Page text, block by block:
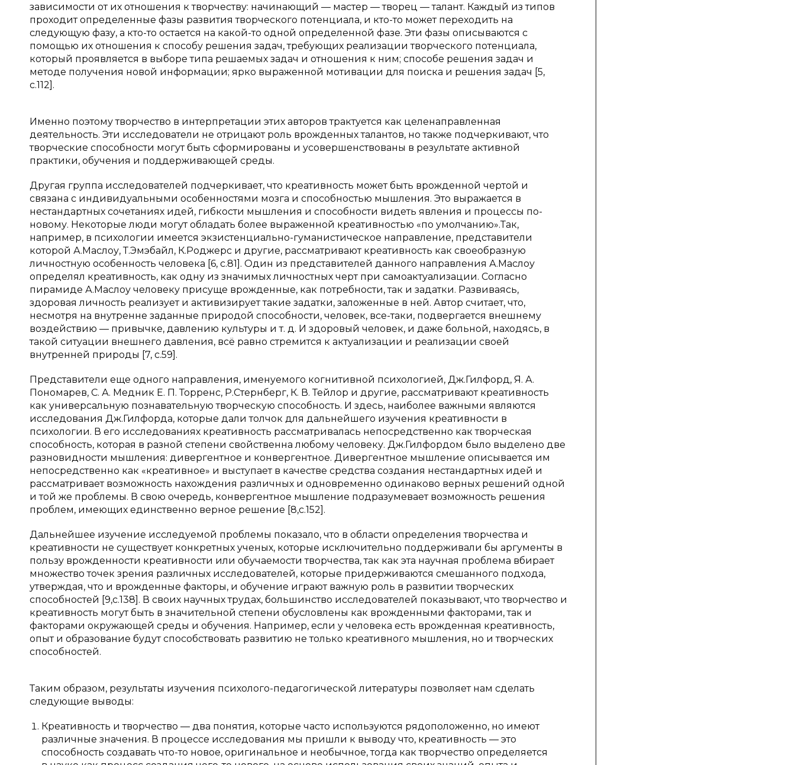
зависимости от их отношения к творчеству: начинающий — мастер — творец — талант. Каждый из типов
проходит определенные фазы развития творческого потенциала, и кто-то может переходить на
следующую фазу, а кто-то остается на какой-то одной определенной фазе. Эти фазы описываются с
помощью их отношения к способу решения задач, требующих реализации творческого потенциала,
который проявляется в выборе типа решаемых задач и отношения к ним; способе решения задач и
методе получения новой информации; ярко выраженной мотивации для поиска и решения задач [5,
с.112].
Именно поэтому творчество в интерпретации этих авторов трактуется как целенаправленная
деятельность. Эти исследователи не отрицают роль врожденных талантов, но также подчеркивают, что
творческие способности могут быть сформированы и усовершенствованы в результате активной
практики, обучения и поддерживающей среды.
Другая группа исследователей подчеркивает, что креативность может быть врожденной чертой и
связана с индивидуальными особенностями мозга и способностью мышления. Это выражается в
нестандартных сочетаниях идей, гибкости мышления и способности видеть явления и процессы по-
новому. Некоторые люди могут обладать более выраженной креативностью «по умолчанию».Так,
например, в психологии имеется экзистенциально-гуманистическое направление, представители
которой А.Маслоу, Т.Эмэбайл, К.Роджерс и другие, рассматривают креативность как своеобразную
личностную особенность человека [6, с.81]. Один из представителей данного направления А.Маслоу
определял креативность, как одну из значимых личностных черт при самоактуализации. Согласно
пирамиде А.Маслоу человеку присуще врожденные, как потребности, так и задатки. Развиваясь,
здоровая личность реализует и активизирует такие задатки, заложенные в ней. Автор считает, что,
несмотря на внутренне заданные природой способности, человек, все-таки, подвергается внешнему
воздействию — привычке, давлению культуры и т. д. И здоровый человек, и даже больной, находясь, в
такой ситуации внешнего давления, всё равно стремится к актуализации и реализации своей
внутренней природы [7, с.59].
Представители еще одного направления, именуемого когнитивной психологией, Дж.Гилфорд, Я. А.
Пономарев, С. А. Медник Е. П. Торренс, Р.Стернберг, К. В. Тейлор и другие, рассматривают креативность
как универсальную познавательную творческую способность. И здесь, наиболее важными являются
исследования Дж.Гилфорда, которые дали толчок для дальнейшего изучения креативности в
психологии. В его исследованиях креативность рассматривалась непосредственно как творческая
способность, которая в разной степени свойственна любому человеку. Дж.Гилфордом было выделено две
разновидности мышления: дивергентное и конвергентное. Дивергентное мышление описывается им
непосредственно как «креативное» и выступает в качестве средства создания нестандартных идей и
рассматривает возможность нахождения различных и одновременно одинаково верных решений одной
и той же проблемы. В свою очередь, конвергентное мышление подразумевает возможность решения
проблем, имеющих единственно верное решение [8,с.152].
Дальнейшее изучение исследуемой проблемы показало, что в области определения творчества и
креативности не существует конкретных ученых, которые исключительно поддерживали бы аргументы в
пользу врожденности креативности или обучаемости творчества, так как эта научная проблема вбирает
множество точек зрения различных исследователей, которые придерживаются смешанного подхода,
утверждая, что и врожденные факторы, и обучение играют важную роль в развитии творческих
способностей [9,с.138]. В своих научных трудах, большинство исследователей показывают, что творчество и
креативность могут быть в значительной степени обусловлены как врожденными факторами, так и
факторами окружающей среды и обучения. Например, если у человека есть врожденная креативность,
опыт и образование будут способствовать развитию не только креативного мышления, но и творческих
способностей.
Таким образом, результаты изучения психолого-педагогической литературы позволяет нам сделать
следующие выводы:
Креативность и творчество — два понятия, которые часто используются рядоположенно, но имеют
различные значения. В процессе исследования мы пришли к выводу что, креативность — это
способность создавать что-то новое, оригинальное и необычное, тогда как творчество определяется